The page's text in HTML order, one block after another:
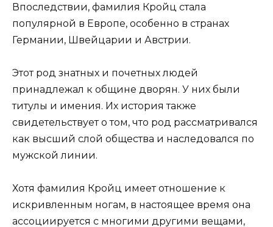
Впоследствии, фамилия Кройц стала
популярной в Европе, особенно в странах
Германии, Швейцарии и Австрии.
Этот род знатных и почетных людей
принадлежал к общине дворян. У них были
титулы и имения. Их история также
свидетельствует о том, что род рассматривался
как высший слой общества и наследовался по
мужской линии.
Хотя фамилия Кройц имеет отношение к
искривленным ногам, в настоящее время она
ассоциируется с многими другими вещами,